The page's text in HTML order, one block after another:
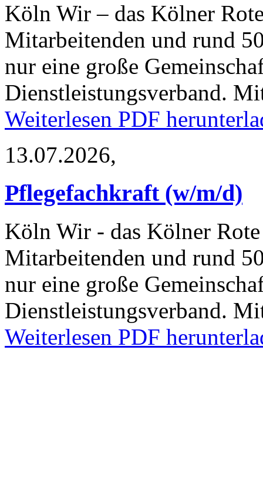
Köln Wir – das Kölner
Mitarbeitenden und rund
nur eine große
Dienstleistungsverband.
Weiterlesen PDF
13.07.2026,
Pflegefachkraft (w/m/d)
Köln Wir - das Kölner
Mitarbeitenden und rund
nur eine große
Dienstleistungsverband.
Weiterlesen PDF